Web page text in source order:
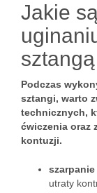
Jakie
Podczas
sztangi, warto
technicznych,
ćwiczenia oraz
kontuzji.
szarpanie
utraty